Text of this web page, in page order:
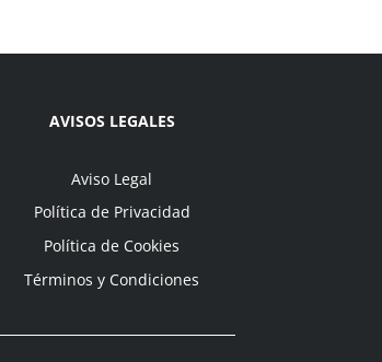
AVISOS LEGALES
Aviso Legal
Política de Privacidad
Política de Cookies
Términos y Condiciones